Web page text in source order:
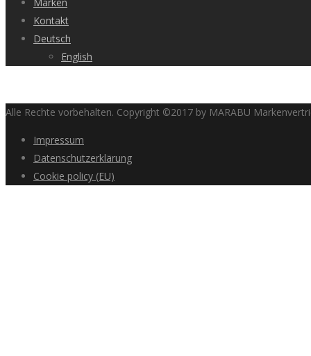
Kontakt
Deutsch
English
Alle Rechte vorbehalten. Copyright ©2017 by MARABU
Impressum
Datenschutzerklärung
Cookie policy (EU)